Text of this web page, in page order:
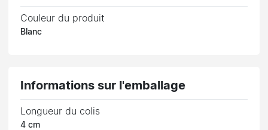
Couleur du produit
Blanc
Informations sur l'emballage
Longueur du colis
4 cm